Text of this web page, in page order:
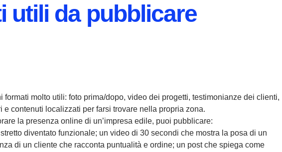
utili da pubblicare
formati molto utili: foto prima/dopo, video dei progetti, testimonianze dei clienti,
e contenuti localizzati per farsi trovare nella propria zona.
la presenza online di un’impresa edile, puoi pubblicare:
diventato funzionale; un video di 30 secondi che mostra la posa di un
di un cliente che racconta puntualità e ordine; un post che spiega come